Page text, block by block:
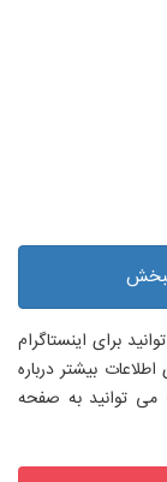
برای اینستاگرام
بیشتر درباره
می توانید به صفحه